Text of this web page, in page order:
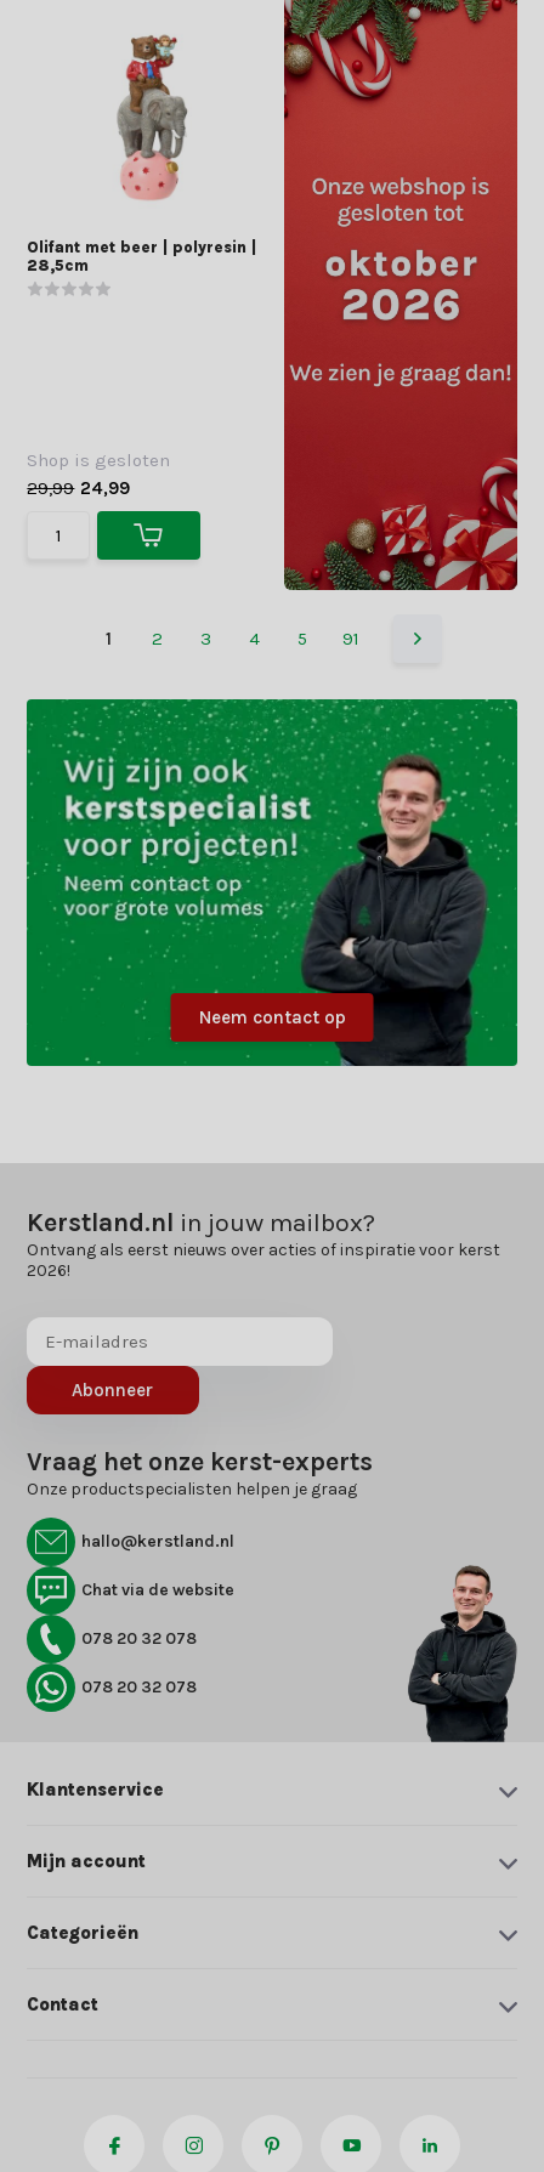
Olifant met beer | polyresin |
28,5cm
Shop is gesloten
29,99 24,99
1 2 3 4 5 91
Neem contact op
Kerstland.nl in jouw mailbox?
Ontvang als eerst nieuws over acties of inspiratie voor kerst
2026!
Abonneer
Vraag het onze kerst-experts
Onze productspecialisten helpen je graag
hallo@kerstland.nl
Chat via de website
078 20 32 078
078 20 32 078
Klantenservice
Mijn account
Categorieën
Contact